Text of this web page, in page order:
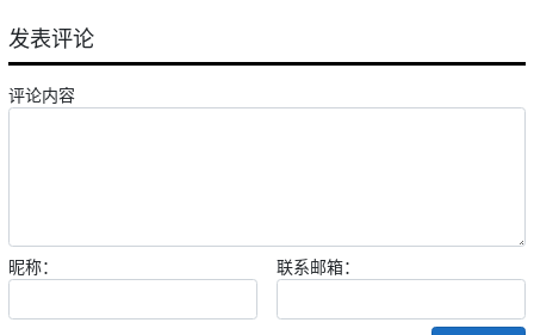
发表评论
评论内容
昵称： 联系邮箱：